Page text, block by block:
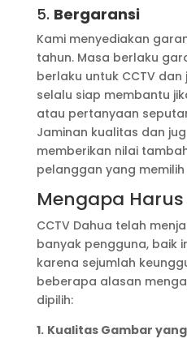
5. Bergaransi
Kami menyediakan
tahun. Masa berlaku
berlaku untuk CCTV dan
selalu siap membantu
atau pertanyaan
Jaminan kualitas dan
memberikan nilai
pelanggan yang memilih
Mengapa
CCTV Dahua telah
banyak pengguna, baik
karena sejumlah
beberapa alasan
dipilih:
1. Kualitas Gambar